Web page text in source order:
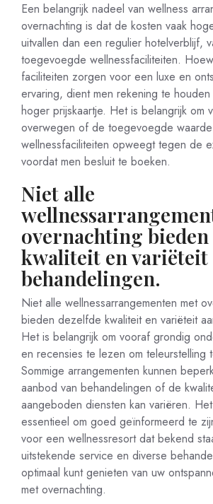
Een belangrijk nadeel van wellness
overnachting is dat de kosten vaak
uitvallen dan een regulier hotelverblijf,
toegevoegde wellnessfaciliteiten.
faciliteiten zorgen voor een luxe en
ervaring, dient men rekening te
hoger prijskaartje. Het is belangrijk om
overwegen of de toegevoegde
wellnessfaciliteiten opweegt tegen de
voordat men besluit te boeken.
Niet alle
overnachting bieden
kwaliteit en variëteit
behandelingen.
Niet alle wellnessarrangementen met
bieden dezelfde kwaliteit en variëteit
Het is belangrijk om vooraf grondig
en recensies te lezen om teleurstelling
Sommige arrangementen kunnen
aanbod van behandelingen of de
aangeboden diensten kan variëren.
essentieel om goed geïnformeerd te
voor een wellnessresort dat bekend
uitstekende service en diverse
optimaal kunt genieten van uw
met overnachting.